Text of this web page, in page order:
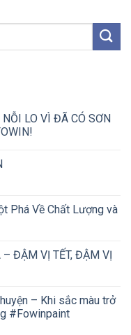
LO VÌ ĐÃ CÓ SƠN
Phá Về Chất Lượng và
– ĐẬM VỊ TẾT, ĐẬM VỊ
– Khi sắc màu trở
#Fowinpaint